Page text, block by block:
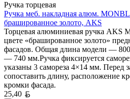
Ручка торцевая
Ручка меб. накладная алюм.
брашированное золото, AKS
Торцевая алюминиевая ручка AKS
цвете «брашированное золото»
фасадов. Общая длина модели —
— 740 мм.Ручка фиксируется
указаны 3 самореза 4×14 мм. Перед
сопоставить длину, расположение
кромки фасада.
25,40